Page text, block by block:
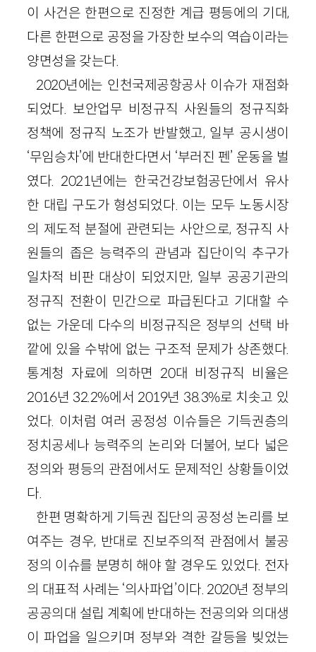
이 사건은 한편으로 진정한 계급 평등에의 기대,
다른 한편으로 공정을 가장한 보수의 역습이라는
양면성을 갖는다.
2020년에는 인천국제공항공사 이슈가 재점화
되었다. 보안업무 비정규직 사원들의 정규직화
정책에 정규직 노조가 반발했고, 일부 공시생이
‘무임승차’에 반대한다면서 ‘부러진 펜’ 운동을 벌
였다. 2021년에는 한국건강보험공단에서 유사
한 대립 구도가 형성되었다. 이는 모두 노동시장
의 제도적 분절에 관련되는 사안으로, 정규직 사
원들의 좁은 능력주의 관념과 집단이익 추구가
일차적 비판 대상이 되었지만, 일부 공공기관의
정규직 전환이 민간으로 파급된다고 기대할 수
없는 가운데 다수의 비정규직은 정부의 선택 바
깥에 있을 수밖에 없는 구조적 문제가 상존했다.
통계청 자료에 의하면 20대 비정규직 비율은
2016년 32.2%에서 2019년 38.3%로 치솟고 있
었다. 이처럼 여러 공정성 이슈들은 기득권층의
정치공세나 능력주의 논리와 더불어, 보다 넓은
정의와 평등의 관점에서도 문제적인 상황들이었
다.
한편 명확하게 기득권 집단의 공정성 논리를 보
여주는 경우, 반대로 진보주의적 관점에서 불공
정의 이슈를 분명히 해야 할 경우도 있었다. 전자
의 대표적 사례는 ‘의사파업’이다. 2020년 정부의
공공의대 설립 계획에 반대하는 전공의와 의대생
이 파업을 일으키며 정부와 격한 갈등을 빚었는